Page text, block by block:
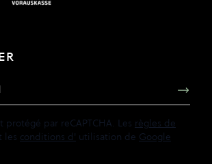
protégé par reCAPTCHA. Les règles de
les conditions d' utilisation de Google